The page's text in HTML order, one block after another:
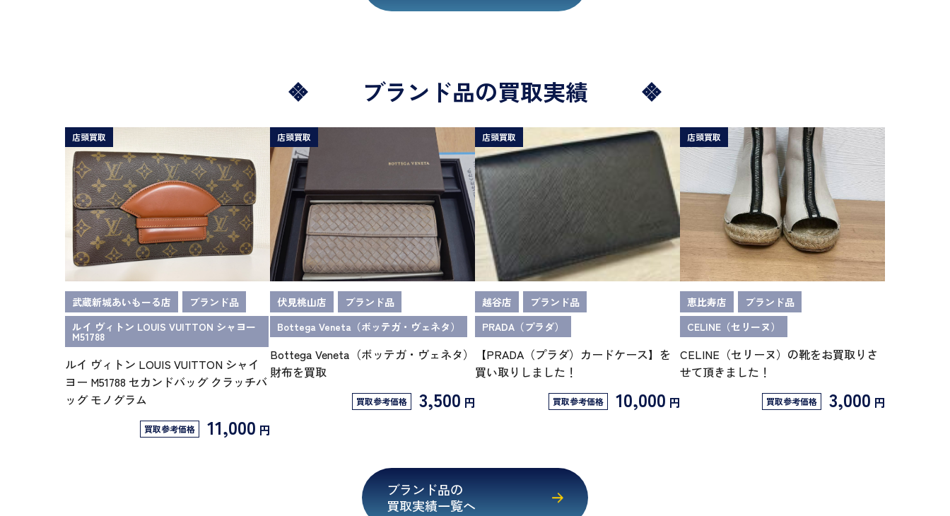
ブランド品の買取実績
店頭買取
武蔵新城あいもーる店
ブランド品
ルイ ヴィトン LOUIS VUITTON シャヨー
M51788
ルイ ヴィトン LOUIS VUITTON シャイ
ヨー M51788 セカンドバッグ クラッチバ
ッグ モノグラム
買取参考価格 11,000 円
店頭買取
伏見桃山店
ブランド品
Bottega Veneta（ボッテガ・ヴェネタ）
Bottega Veneta（ボッテガ・ヴェネタ）
財布を買取
買取参考価格 3,500 円
店頭買取
越谷店
ブランド品
PRADA（プラダ）
【PRADA（プラダ）カードケース】を
買い取りしました！
買取参考価格 10,000 円
店頭買取
恵比寿店
ブランド品
CELINE（セリーヌ）
CELINE（セリーヌ）の靴をお買取りさ
せて頂きました！
買取参考価格 3,000 円
ブランド品の
買取実績一覧へ